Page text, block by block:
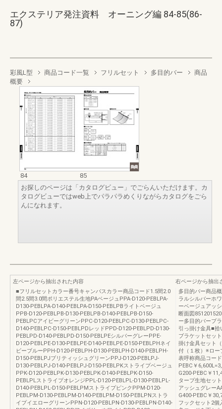
エクステリア発注資料 オーニング編 84-85(86-
87)
彩風L型 商品コード一覧 フリルセット 多目的バー
商品
概要
84
85
お探しのページは「カタログビュー」でごらんいただけます。カ
タログビューではweb上でパラパラめくりながらカタログをごら
んになれます。
左ページから抽出された内容
■フリルセットカラー番号キャンバスカラー商品コード1.5間2.0
間2.5間3.0間ポリエステル生地PAベージュPPA-D120-PEBLPA-
D130-PEBLPA-D140-PEBLPA-D150-PEBLPBライトベージュ
PPB-D120-PEBLPB-D130-PEBLPB-D140-PEBLPB-D150-
PEBLPCアイビーグリーンPPC-D120-PEBLPC-D130-PEBLPC-
D140-PEBLPC-D150-PEBLPDレッドPPD-D120-PEBLPD-D130-
PEBLPD-D140-PEBLPD-D150-PEBLPEシルバーグレーPPE-
D120-PEBLPE-D130-PEBLPE-D140-PEBLPE-D150-PEBLPHネイ
ビーブルーPPH-D120-PEBLPH-D130-PEBLPH-D140-PEBLPH-
D150-PEBLPJブリティッシュグリーンPPJ-D120-PEBLPJ-
D130-PEBLPJ-D140-PEBLPJ-D150-PEBLPKストライプベージュ
PPK-D120-PEBLPK-D130-PEBLPK-D140-PEBLPK-D150-
PEBLPLストライプオレンジPPL-D120-PEBLPL-D130-PEBLPL-
D140-PEBLPL-D150-PEBLPMストライプピンクPPM-D120-
PEBLPM-D130-PEBLPM-D140-PEBLPM-D150-PEBLPNストラ
イプイエローグリーンPPN-D120-PEBLPN-D130-PEBLPN-D140-
右ページから抽出
多目的バー商品
ラルシルバーホ
ーベージュアッ
断面図
ー多目的バーブ
引っ掛け金具■拾
ブラケットセッ
掛け金具セット
付（１枚）※ロー
表呼称商品コー
PEBC￥
G200-PEBC￥
タープ生地セッ
アッシュグレー
G400-PEBC￥
フックセット2個